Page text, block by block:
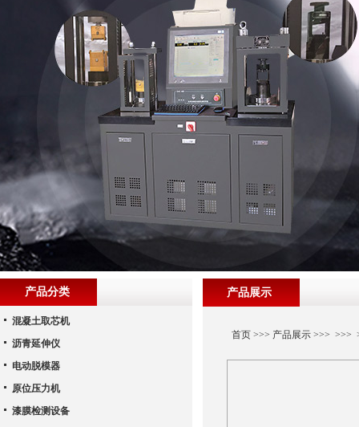
产品展示
首页>>> 产品展示>>> >>>
产品分类
混凝土取芯机
沥青延伸仪
电动脱模器
原位压力机
漆膜检测设备